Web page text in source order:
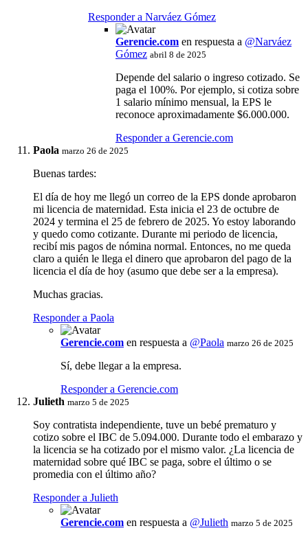
Responder a Narváez Gómez
Gerencie.com en respuesta a @Narváez
Gómez abril 8 de 2025
Depende del salario o ingreso cotizado. Se
paga el 100%. Por ejemplo, si cotiza sobre
1 salario mínimo mensual, la EPS le
reconoce aproximadamente $6.000.000.
Responder a Gerencie.com
Paola marzo 26 de 2025
Buenas tardes:
El día de hoy me llegó un correo de la EPS donde aprobaron
mi licencia de maternidad. Esta inicia el 23 de octubre de
2024 y termina el 25 de febrero de 2025. Yo estoy laborando
y quedo como cotizante. Durante mi periodo de licencia,
recibí mis pagos de nómina normal. Entonces, no me queda
claro a quién le llega el dinero que aprobaron del pago de la
licencia el día de hoy (asumo que debe ser a la empresa).
Muchas gracias.
Responder a Paola
Gerencie.com en respuesta a @Paola marzo 26 de 2025
Sí, debe llegar a la empresa.
Responder a Gerencie.com
Julieth marzo 5 de 2025
Soy contratista independiente, tuve un bebé prematuro y
cotizo sobre el IBC de 5.094.000. Durante todo el embarazo y
la licencia se ha cotizado por el mismo valor. ¿La licencia de
maternidad sobre qué IBC se paga, sobre el último o se
promedia con el último año?
Responder a Julieth
Gerencie.com en respuesta a @Julieth marzo 5 de 2025